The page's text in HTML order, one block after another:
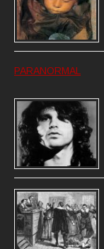
PARANORMAL